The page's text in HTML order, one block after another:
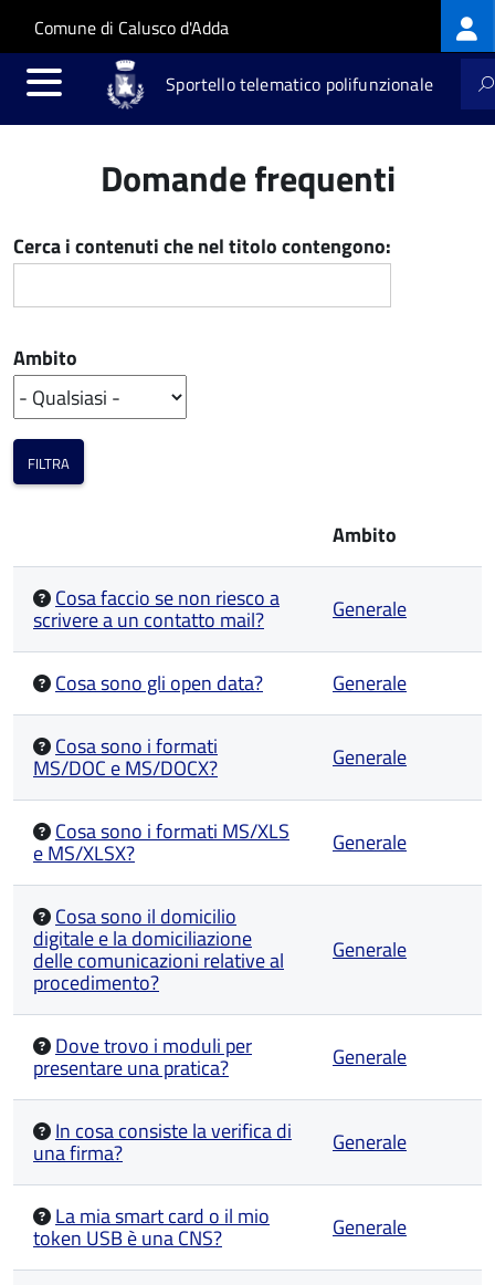
Salta al contenuto principale
Skip to site navigation
Comune di Calusco d'Adda
Sportello telematico polifunzionale
Domande frequenti
Cerca i contenuti che nel titolo contengono:
Ambito
Ambito
Cosa faccio se non riesco a
scrivere a un contatto mail? Generale
Cosa sono gli open data? Generale
Cosa sono i formati
MS/DOC e MS/DOCX? Generale
Cosa sono i formati MS/XLS
e MS/XLSX? Generale
Cosa sono il domicilio
digitale e la domiciliazione
delle comunicazioni relative al
procedimento?
Generale
Dove trovo i moduli per
presentare una pratica? Generale
In cosa consiste la verifica di
una firma? Generale
La mia smart card o il mio
token USB è una CNS? Generale